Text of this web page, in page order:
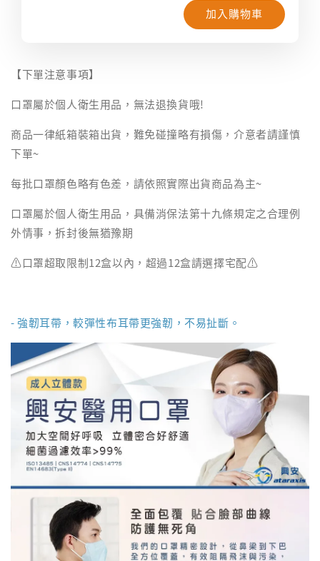
加入購物車
【下單注意事項】
口罩屬於個人衛生用品，無法退換貨哦!
商品一律紙箱裝箱出貨，難免碰撞略有損傷，介意者請謹慎
下單~
每批口罩顏色略有色差，請依照實際出貨商品為主~
口罩屬於個人衛生用品，具備消保法第十九條規定之合理例
外情事，拆封後無猶豫期
⚠️口罩超取限制12盒以內，超過12盒請選擇宅配⚠️
- 強韌耳帶，較彈性布耳帶更強韌，不易扯斷。